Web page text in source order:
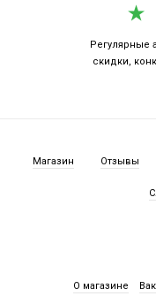
Регулярные
скидки,
Магазин Отзывы
О магазине